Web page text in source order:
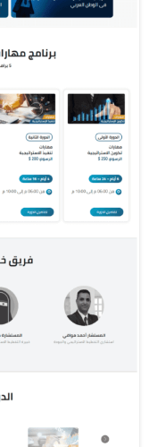
and
in more
of first and
our
perform are
the
depending
you visit):
to
exercise
Manager.
cannot
necessary to